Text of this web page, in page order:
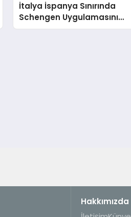
İtalya İspanya Sınırında
Schengen Uygulamasını
Askıya Aldı
Hakkımızda